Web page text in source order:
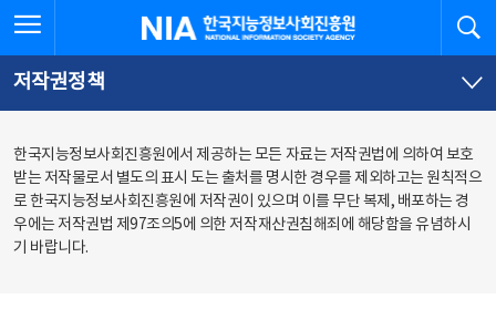
문
로
가
체
뉴
바
가
한국지능정보사회진흥원
저작권정책
한국지능정보사회진흥원에서 제공하는 모든 자료는 저작권법에 의하여 보호
받는 저작물로서 별도의 표시 도는 출처를 명시한 경우를 제외하고는 원칙적으
로 한국지능정보사회진흥원에 저작권이 있으며 이를 무단 복제, 배포하는 경
우에는 저작권법 제97조의5에 의한 저작재산권침해죄에 해당함을 유념하시
기 바랍니다.